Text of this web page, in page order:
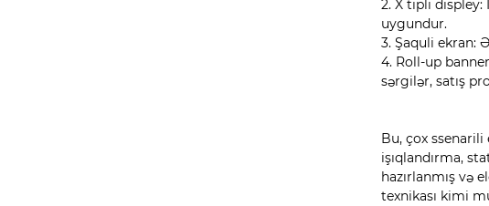
2. X tipli
uygundur.
3. Şaquli ekran‌:
4. Roll-up
sərgilər, satış
Bu, çox
işıqlandırma,
hazırlanmış və
texnikası kimi